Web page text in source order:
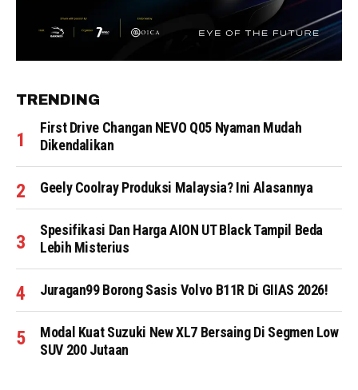
TRENDING
First Drive Changan NEVO Q05 Nyaman Mudah
Dikendalikan
Geely Coolray Produksi Malaysia? Ini Alasannya
Spesifikasi Dan Harga AION UT Black Tampil Beda
Lebih Misterius
Juragan99 Borong Sasis Volvo B11R Di GIIAS 2026!
Modal Kuat Suzuki New XL7 Bersaing Di Segmen Low
SUV 200 Jutaan